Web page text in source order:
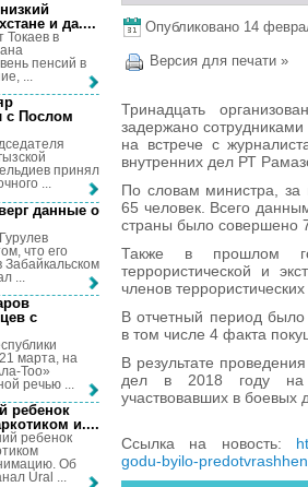
Опубликовано 14
Версия для печати »
Тринадцать
задержано
на встрече с
внутренних дел РТ
По словам министра,
65 человек. Всего
страны было совершено
Также в прошлом
террористической и
членов
В отчетный период было
в том числе 4 факта
В результате
дел в 2018 году на
участвовавших в
Ссылка на новость:
godu-byilo-
и да....
в
пенсий в
...
с Послом
принял
...
данные о
что его
...
с
марта, на
Тоо»
речью ...
ребенок
и....
ребенок
Об
Ural ...